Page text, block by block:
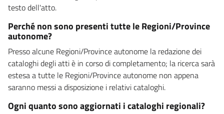
testo dell'atto.
Perché non sono presenti tutte le Regioni/Province
autonome?
Presso alcune Regioni/Province autonome la redazione dei
cataloghi degli atti è in corso di completamento; la ricerca sarà
estesa a tutte le Regioni/Province autonome non appena
saranno messi a disposizione i relativi cataloghi.
Ogni quanto sono aggiornati i cataloghi regionali?